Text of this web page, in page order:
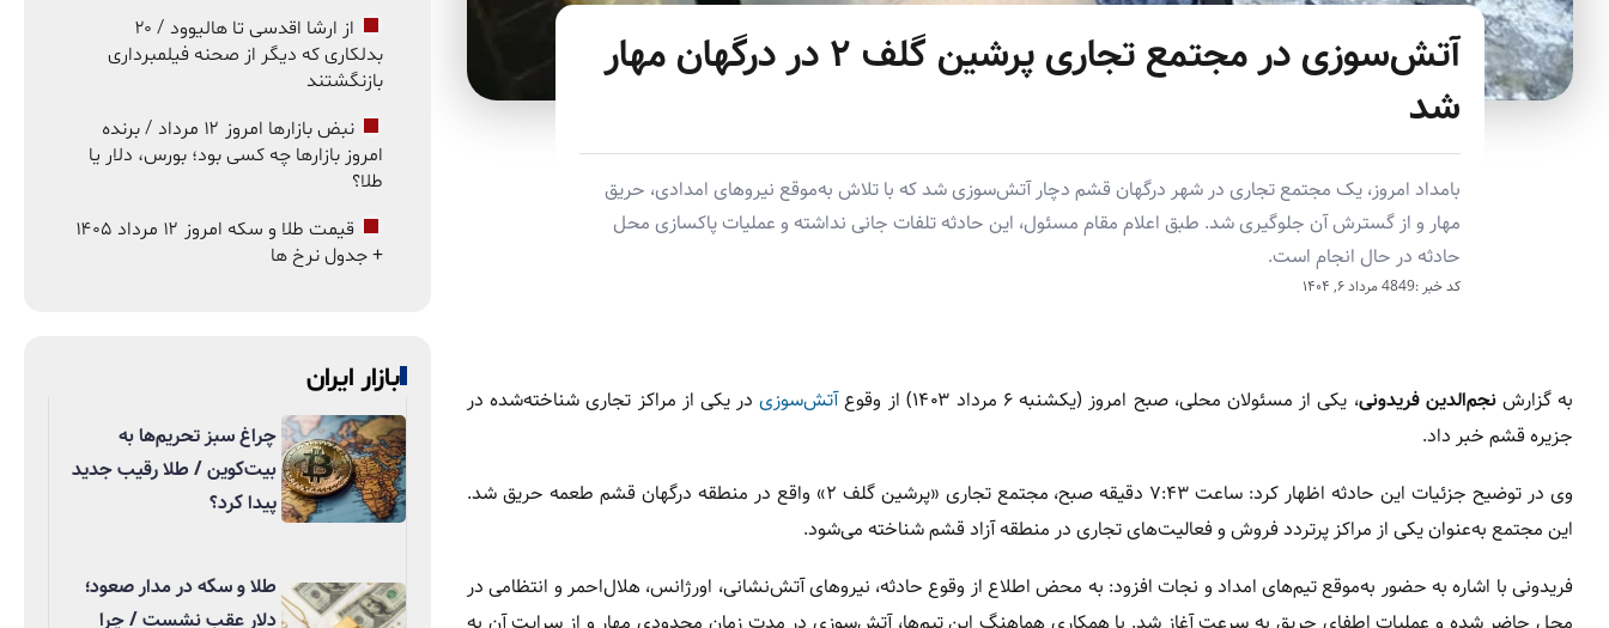
آتش‌سوزی در مجتمع تجاری پرشین گلف ۲ در درگهان مهار
شد
بامداد امروز، یک مجتمع تجاری در شهر درگهان قشم دچار آتش‌سوزی شد که با تلاش به‌موقع نیروهای امدادی، حریق
مهار و از گسترش آن جلوگیری شد. طبق اعلام مقام مسئول، این حادثه تلفات جانی نداشته و عملیات پاکسازی محل
حادثه در حال انجام است.
کد خبر :4849 مرداد ۶, ۱۴۰۴
به گزارشنجم‌الدین فریدونی، یکی از مسئولان محلی، صبح امروز (یکشنبه ۶ مرداد ۱۴۰۳) از وقوع آتش‌سوزیدر یکی از مراکز تجاری شناخته‌شده در
جزیره قشم خبر داد.
وی در توضیح جزئیات این حادثه اظهار کرد: ساعت ۷:۴۳ دقیقه صبح، مجتمع تجاری «پرشین گلف ۲» واقع در منطقه درگهان قشم طعمه حریق شد.
این مجتمع به‌عنوان یکی از مراکز پرتردد فروش و فعالیت‌های تجاری در منطقه آزاد قشم شناخته می‌شود.
فریدونی با اشاره به حضور به‌موقع تیم‌های امداد و نجات افزود: به محض اطلاع از وقوع حادثه، نیروهای آتش‌نشانی، اورژانس، هلال‌احمر و انتظامی در
از ارشا اقدسی تا هالیوود / ۲۰
بدلکاری که دیگر از صحنه فیلمبرداری
بازنگشتند
نبض بازارها امروز ۱۲ مرداد / برنده
امروز بازارها چه کسی بود؛ بورس، دلار یا
طلا؟
قیمت طلا و سکه امروز ۱۲ مرداد ۱۴۰۵
+ جدول نرخ ها
بازار ایران
چراغ سبز تحریم‌ها به
بیت‌کوین / طلا رقیب جدید
پیدا کرد؟
طلا و سکه در مدار صعود؛
دلار عقب نشست / چرا